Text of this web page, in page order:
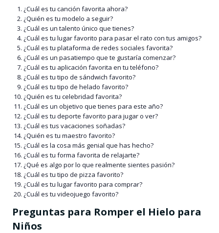
¿Cuál es tu canción favorita ahora?
¿Quién es tu modelo a seguir?
¿Cuál es un talento único que tienes?
¿Cuál es tu lugar favorito para pasar el rato con tus amigos?
¿Cuál es tu plataforma de redes sociales favorita?
¿Cuál es un pasatiempo que te gustaría comenzar?
¿Cuál es tu aplicación favorita en tu teléfono?
¿Cuál es tu tipo de sándwich favorito?
¿Cuál es tu tipo de helado favorito?
¿Quién es tu celebridad favorita?
¿Cuál es un objetivo que tienes para este año?
¿Cuál es tu deporte favorito para jugar o ver?
¿Cuál es tus vacaciones soñadas?
¿Quién es tu maestro favorito?
¿Cuál es la cosa más genial que has hecho?
¿Cuál es tu forma favorita de relajarte?
¿Qué es algo por lo que realmente sientes pasión?
¿Cuál es tu tipo de pizza favorito?
¿Cuál es tu lugar favorito para comprar?
¿Cuál es tu videojuego favorito?
Preguntas para Romper el Hielo para
Niños